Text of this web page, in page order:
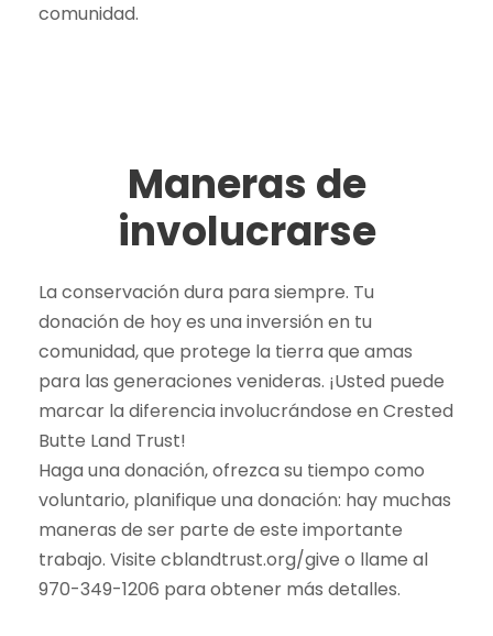
comunidad.
Maneras de
involucrarse
La conservación dura para siempre. Tu
donación de hoy es una inversión en tu
comunidad, que protege la tierra que amas
para las generaciones venideras. ¡Usted puede
marcar la diferencia involucrándose en Crested
Butte Land Trust!
Haga una donación, ofrezca su tiempo como
voluntario, planifique una donación: hay muchas
maneras de ser parte de este importante
trabajo. Visite cblandtrust.org/give o llame al
970-349-1206 para obtener más detalles.